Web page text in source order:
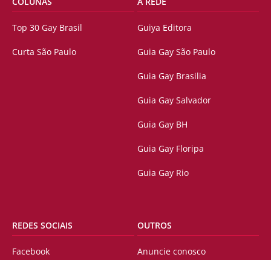
Top 30 Gay Brasil
Curta São Paulo
Guiya Editora
Guia Gay São Paulo
Guia Gay Brasilia
Guia Gay Salvador
Guia Gay BH
Guia Gay Floripa
Guia Gay Rio
REDES SOCIAIS
Facebook
OUTROS
Anuncie conosco